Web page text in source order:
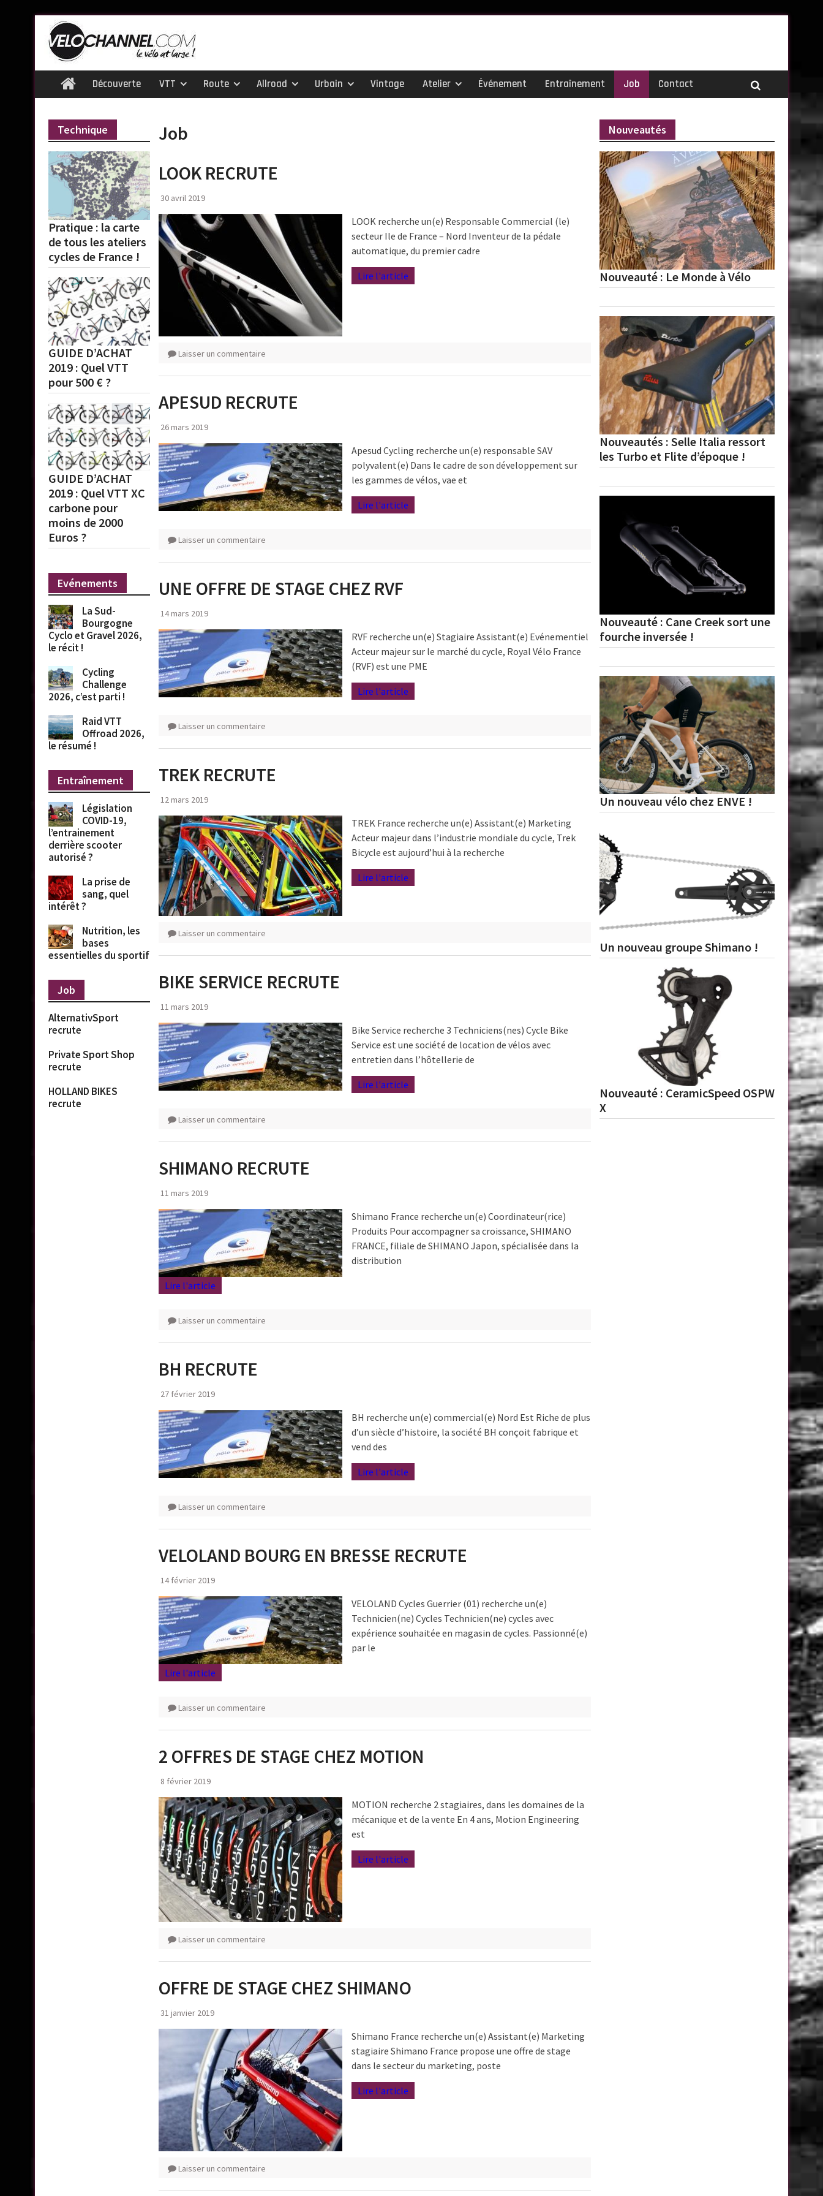
content
HomeDécouverte VTT Route Allroad Urbain Vintage Atelier Événement Entraînement Job Contact
Job
LOOK RECRUTE
30 avril 2019
LOOK recherche un(e) Responsable Commercial (le)
secteur Ile de France – Nord Inventeur de la pédale
automatique, du premier cadre
Lire l'article
Laisser un commentaire
APESUD RECRUTE
26 mars 2019
Apesud Cycling recherche un(e) responsable SAV
polyvalent(e) Dans le cadre de son développement sur
les gammes de vélos, vae et
Lire l'article
Laisser un commentaire
UNE OFFRE DE STAGE CHEZ RVF
14 mars 2019
RVF recherche un(e) Stagiaire Assistant(e) Evénementiel
Acteur majeur sur le marché du cycle, Royal Vélo France
(RVF) est une PME
Lire l'article
Laisser un commentaire
TREK RECRUTE
12 mars 2019
TREK France recherche un(e) Assistant(e) Marketing
Acteur majeur dans l’industrie mondiale du cycle, Trek
Bicycle est aujourd’hui à la recherche
Lire l'article
Laisser un commentaire
BIKE SERVICE RECRUTE
11 mars 2019
Bike Service recherche 3 Techniciens(nes) Cycle Bike
Service est une société de location de vélos avec
entretien dans l’hôtellerie de
Lire l'article
Laisser un commentaire
SHIMANO RECRUTE
11 mars 2019
Shimano France recherche un(e) Coordinateur(rice)
Produits Pour accompagner sa croissance, SHIMANO
FRANCE, filiale de SHIMANO Japon, spécialisée dans la
distribution
Lire l'article
Laisser un commentaire
BH RECRUTE
27 février 2019
BH recherche un(e) commercial(e) Nord Est Riche de plus
d’un siècle d’histoire, la société BH conçoit fabrique et
vend des
Lire l'article
Laisser un commentaire
VELOLAND BOURG EN BRESSE RECRUTE
14 février 2019
VELOLAND Cycles Guerrier (01) recherche un(e)
Technicien(ne) Cycles Technicien(ne) cycles avec
expérience souhaitée en magasin de cycles. Passionné(e)
par le
Lire l'article
Laisser un commentaire
2 OFFRES DE STAGE CHEZ MOTION
8 février 2019
MOTION recherche 2 stagiaires, dans les domaines de la
mécanique et de la vente En 4 ans, Motion Engineering
est
Lire l'article
Laisser un commentaire
OFFRE DE STAGE CHEZ SHIMANO
31 janvier 2019
Shimano France recherche un(e) Assistant(e) Marketing
stagiaire Shimano France propose une offre de stage
dans le secteur du marketing, poste
Lire l'article
Laisser un commentaire
Technique
Pratique : la carte
de tous les ateliers
cycles de France !
GUIDE D’ACHAT
2019 : Quel VTT
pour 500 € ?
GUIDE D’ACHAT
2019 : Quel VTT XC
carbone pour
moins de 2000
Euros ?
Evénements
La Sud-
Bourgogne
Cyclo et Gravel 2026,
le récit !
Cycling
Challenge
2026, c’est parti !
Raid VTT
Offroad 2026,
le résumé !
Entraînement
Législation
COVID-19,
l’entrainement
derrière scooter
autorisé ?
La prise de
sang, quel
intérêt ?
Nutrition, les
bases
essentielles du sportif
Job
AlternativSport
recrute
Private Sport Shop
recrute
HOLLAND BIKES
recrute
Nouveautés
Nouveauté : Le Monde à Vélo
Nouveautés : Selle Italia ressort
les Turbo et Flite d’époque !
Nouveauté : Cane Creek sort une
fourche inversée !
Un nouveau vélo chez ENVE !
Un nouveau groupe Shimano !
Nouveauté : CeramicSpeed OSPW
X